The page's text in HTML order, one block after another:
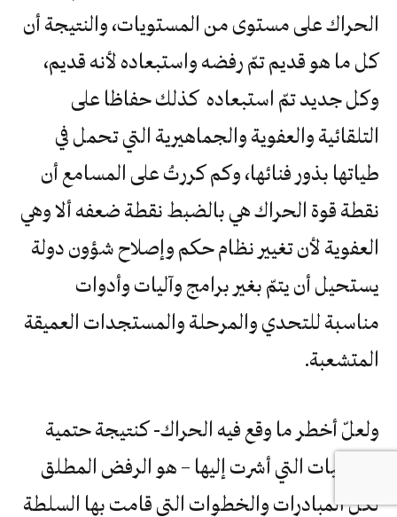
الحراك على مستوى من المستويات، والنتيجة أن
كل ما هو قديم تمّ رفضه واستبعاده لأنه قديم،
وكل جديد تمّ استبعاده كذلك حفاظا على
التلقائية والعفوية والجماهيرية التي تحمل في
طياتها بذور فنائها، وكم كررتُ على المسامع أن
نقطة قوة الحراك هي بالضبط نقطة ضعفه ألا وهي
العفوية لأن تغيير نظام حكم وإصلاح شؤون دولة
يستحيل أن يتمّ بغير برامج وآليات وأدوات
مناسبة للتحدي والمرحلة والمستجدات العميقة
المتشعبة.
ولعلّ أخطر ما وقع فيه الحراك- كنتيجة حتمية
للسلبيات التي أشرت إليها – هو الرفض المطلق
لكل المبادرات والخطوات التي قامت بها السلطة